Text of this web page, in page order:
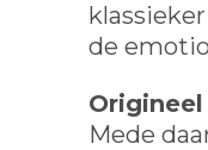
de
Mede